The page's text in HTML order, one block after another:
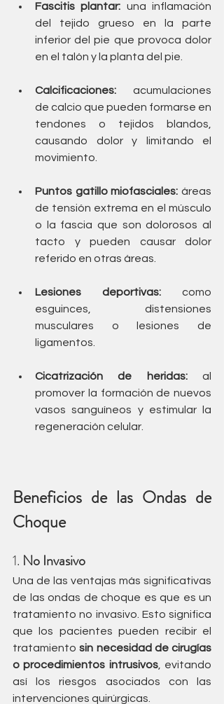
Fascitis plantar: una inflamación
del tejido grueso en la parte
inferior del pie que provoca dolor
en el talón y la planta del pie.
Calcificaciones: acumulaciones
de calcio que pueden formarse en
tendones o tejidos blandos,
causando dolor y limitando el
movimiento.
Puntos gatillo miofasciales: áreas
de tensión extrema en el músculo
o la fascia que son dolorosos al
tacto y pueden causar dolor
referido en otras áreas.
Lesiones deportivas: como
esguinces, distensiones
musculares o lesiones de
ligamentos.
Cicatrización de heridas: al
promover la formación de nuevos
vasos sanguíneos y estimular la
regeneración celular.
Beneficios de las Ondas de
Choque
1. No Invasivo
Una de las ventajas más significativas
de las ondas de choque es que es un
tratamiento no invasivo. Esto significa
que los pacientes pueden recibir el
tratamiento sin necesidad de cirugías
o procedimientos intrusivos, evitando
así los riesgos asociados con las
intervenciones quirúrgicas.